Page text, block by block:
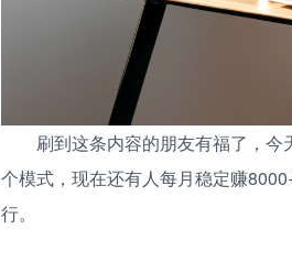
刷到这条内容的朋友有福了，
个模式，现在还有人每月稳定赚
行。